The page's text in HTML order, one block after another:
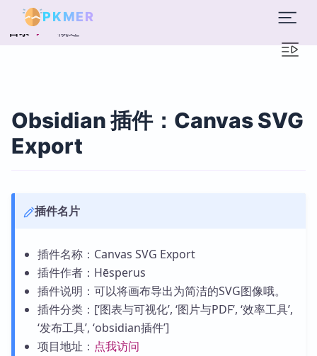
PKMER
目录 概述
Obsidian 插件：Canvas SVG
Export
插件名片
插件名称：Canvas SVG Export
插件作者：Hēsperus
插件说明：可以将画布导出为简洁的SVG图像哦。
插件分类：[‘图表与可视化’, ‘图片与PDF’, ‘效率工具’,
‘发布工具’, ‘obsidian插件’]
项目地址： 点我访问